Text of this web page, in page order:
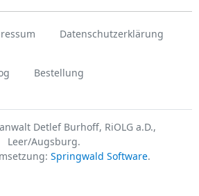
Datenschutzerklärung
Bestellung
Detlef Burhoff, RiOLG a.D.,
Leer/Augsburg.
Springwald Software.